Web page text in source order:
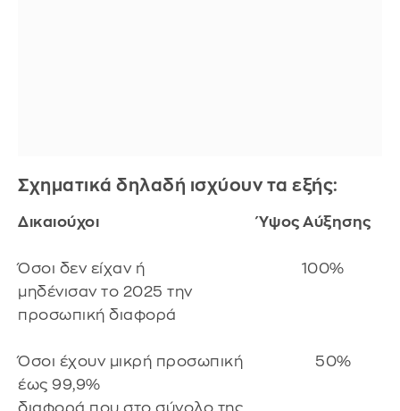
Σχηματικά δηλαδή ισχύουν τα εξής:
Δικαιούχοι Ύψος Αύξησης
Όσοι δεν είχαν ή 100%
μηδένισαν το 2025 την
προσωπική διαφορά
Όσοι έχουν μικρή προσωπική 50%
έως 99,9%
διαφορά που στο σύνολο της